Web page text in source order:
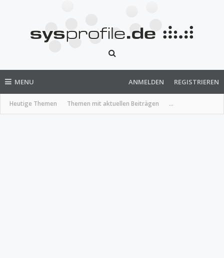
MENU
Heutige Themen Themen mit aktuellen Beiträgen ...
ANMELDEN REGISTRIEREN